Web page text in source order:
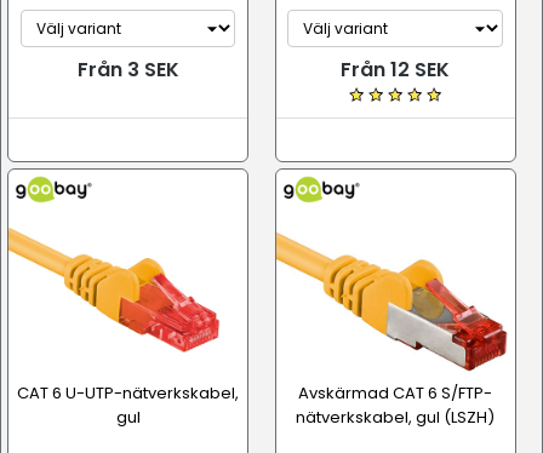
Från 3 SEK Från 12 SEK
CAT 6 U-UTP-nätverkskabel,
gul
Avskärmad CAT 6 S/FTP-
nätverkskabel, gul (LSZH)